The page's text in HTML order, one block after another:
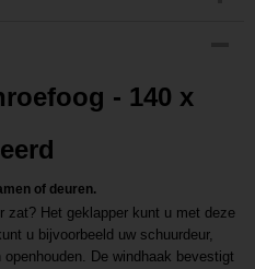
- 140 x
of deuren.
zat? Het geklapper kunt u met deze
u bijvoorbeeld uw schuurdeur,
De windhaak bevestigt